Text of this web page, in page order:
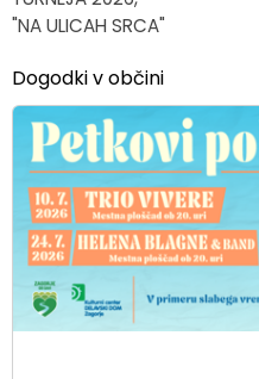
"NA ULICAH SRCA"
Dogodki v občini